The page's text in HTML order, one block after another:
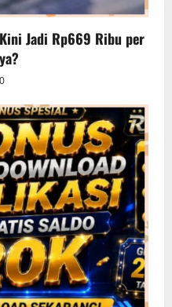
Jadi Rp669 Ribu per
0